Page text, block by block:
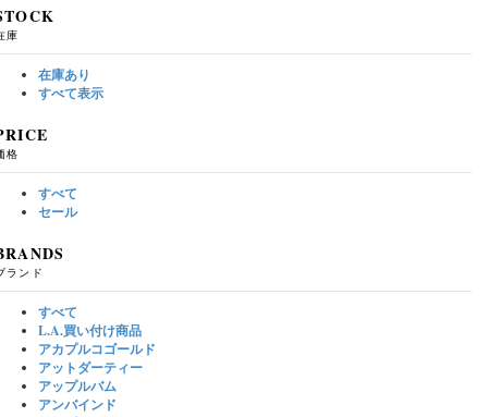
庫
在庫あり
すべて表示
格
すべて
セール
ランド
すべて
L.A.買い付け商品
アカプルコゴールド
アットダーティー
アップルバム
アンバインド